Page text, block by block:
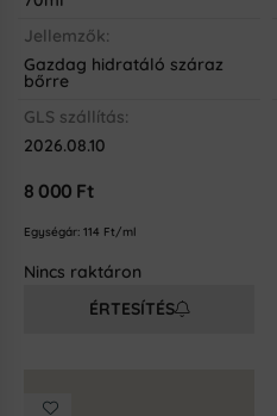
Jellemzők:
Gazdag hidratáló száraz
bőrre
GLS szállítás:
2026.08.10
8 000 Ft
Egységár: 114 Ft/ml
Nincs raktáron
ÉRTESÍTÉS